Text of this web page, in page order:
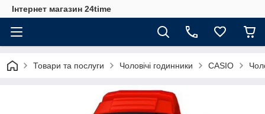
Інтернет магазин 24time
Товари та послуги Чоловічі годинники CASIO